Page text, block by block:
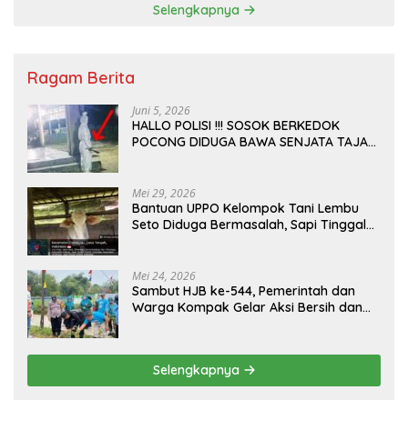
Selengkapnya
Ragam Berita
Juni 5, 2026
HALLO POLISI !!! SOSOK BERKEDOK
POCONG DIDUGA BAWA SENJATA TAJAM
Mei 29, 2026
Bantuan UPPO Kelompok Tani Lembu
Seto Diduga Bermasalah, Sapi Tinggal
Mei 24, 2026
Sambut HJB ke-544, Pemerintah dan
Warga Kompak Gelar Aksi Bersih dan
Selengkapnya